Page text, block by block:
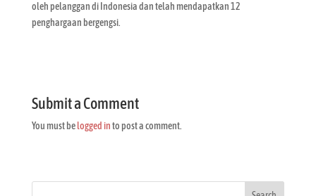
oleh pelanggan di Indonesia dan telah mendapatkan 12
penghargaan bergengsi.
Submit a Comment
You must be logged into post a comment.